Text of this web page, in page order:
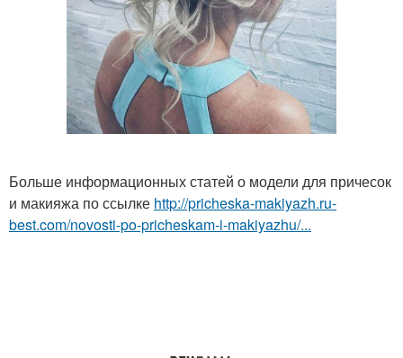
Больше информационных статей о модели для причесок
и макияжа по ссылке http://pricheska-makiyazh.ru-
best.com/novosti-po-pricheskam-i-makiyazhu/...